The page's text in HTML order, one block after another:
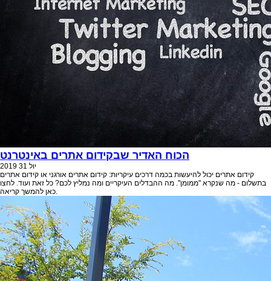
הכוח האדיר שבקידום אתרים באינטרנט
יול 31
2019
קידום אתרים יכול להיעשות בכמה דרכים עיקריות: קידום אתרים אורגני או קידום אתרים
בתשלום - מה שנקרא "ממומן". מה ההבדלים העיקריים ומה נמליץ לכם? כל זאת ועוד. לחצו
כאן להמשך קריאה.